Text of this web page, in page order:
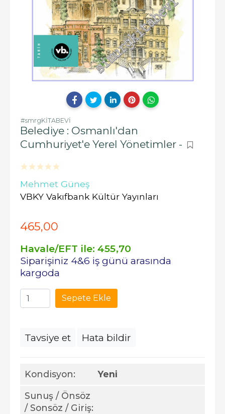
#smrgKİTABEVİ
Belediye : Osmanlı'dan
Cumhuriyet'e Yerel Yönetimler -
Mehmet Güneş
VBKY Vakıfbank Kültür Yayınları
Kondisyon: Yeni
Sunuş / Önsöz
/ Sonsöz / Giriş:
465,00
Havale/EFT ile: 455,70
Siparişiniz 4&6 iş günü arasında
kargoda
Sepete Ekle
Tavsiye et Hata bildir